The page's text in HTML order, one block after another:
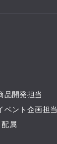
品開発担当
ベント企画担当
属